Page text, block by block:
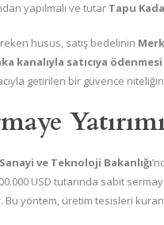
yapılmalı ve tutar Tapu
husus, satış bedelinin
kanalıyla satıcıya ödenmesi
getirilen bir güvence
Sanayi ve Teknoloji Bakanlığı
USD tutarında sabit
Bu yöntem, üretim tesisleri